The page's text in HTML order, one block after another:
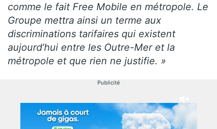
comme le fait Free Mobile en métropole. Le
Groupe mettra ainsi un terme aux
discriminations tarifaires qui existent
aujourd’hui entre les Outre-Mer et la
métropole et que rien ne justifie. »
Publicité